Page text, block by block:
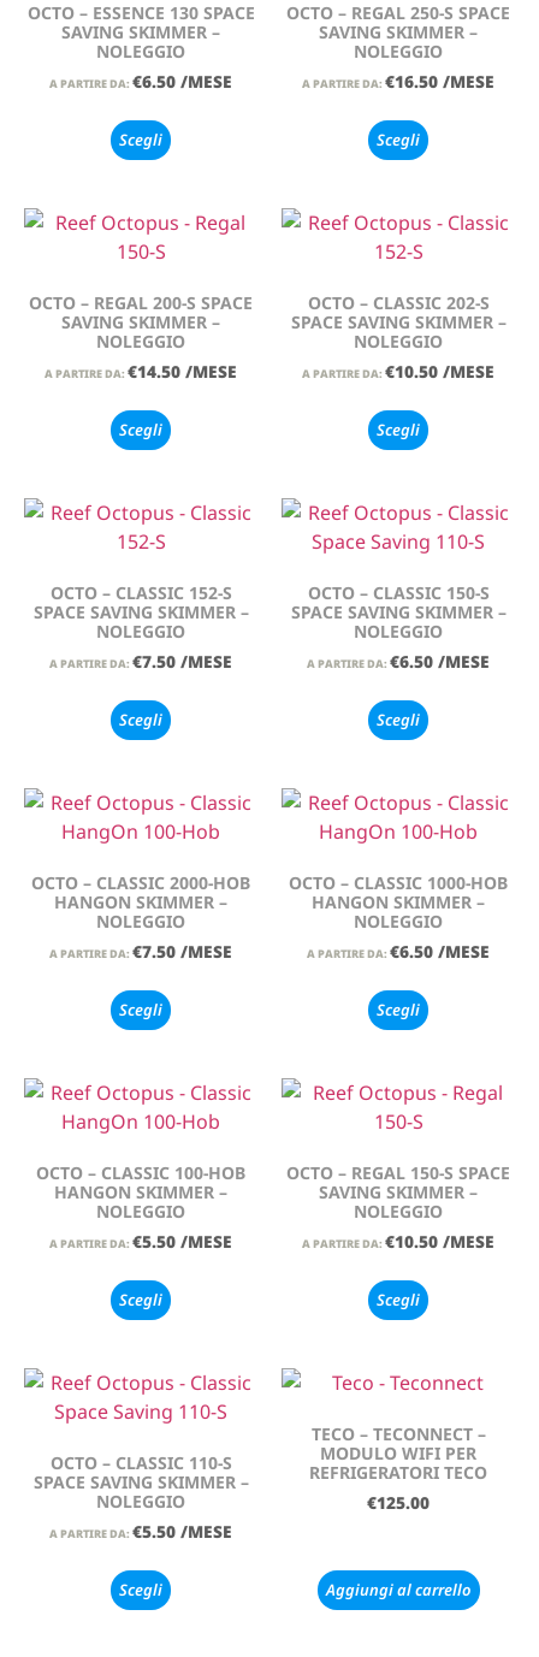
OCTO – ESSENCE 130 SPACE
SAVING SKIMMER –
NOLEGGIO
A PARTIRE DA: €6.50 /MESE
Scegli
OCTO – REGAL 250-S SPACE
SAVING SKIMMER –
NOLEGGIO
A PARTIRE DA: €16.50 /MESE
Scegli
OCTO – REGAL 200-S SPACE
SAVING SKIMMER –
NOLEGGIO
A PARTIRE DA: €14.50 /MESE
Scegli
OCTO – CLASSIC 202-S
SPACE SAVING SKIMMER –
NOLEGGIO
A PARTIRE DA: €10.50 /MESE
Scegli
OCTO – CLASSIC 152-S
SPACE SAVING SKIMMER –
NOLEGGIO
A PARTIRE DA: €7.50 /MESE
Scegli
OCTO – CLASSIC 150-S
SPACE SAVING SKIMMER –
NOLEGGIO
A PARTIRE DA: €6.50 /MESE
Scegli
OCTO – CLASSIC 2000-HOB
HANGON SKIMMER –
NOLEGGIO
A PARTIRE DA: €7.50 /MESE
Scegli
OCTO – CLASSIC 1000-HOB
HANGON SKIMMER –
NOLEGGIO
A PARTIRE DA: €6.50 /MESE
Scegli
OCTO – CLASSIC 100-HOB
HANGON SKIMMER –
NOLEGGIO
A PARTIRE DA: €5.50 /MESE
Scegli
OCTO – REGAL 150-S SPACE
SAVING SKIMMER –
NOLEGGIO
A PARTIRE DA: €10.50 /MESE
Scegli
OCTO – CLASSIC 110-S
SPACE SAVING SKIMMER –
NOLEGGIO
A PARTIRE DA: €5.50 /MESE
Scegli
TECO – TECONNECT –
MODULO WIFI PER
REFRIGERATORI TECO
€125.00
Aggiungi al carrello